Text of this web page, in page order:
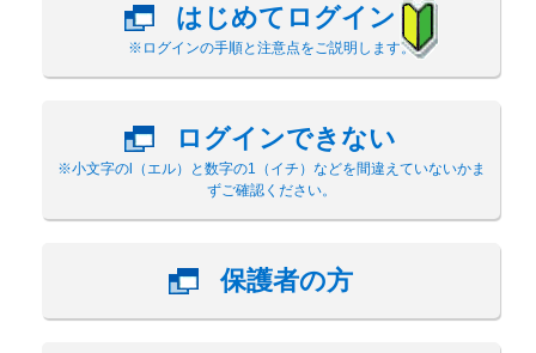
はじめてログイン
※ログインの手順と注意点をご説明します。
ログインできない
※小文字のl（エル）と数字の1（イチ）などを間違えていないかま
ずご確認ください。
保護者の方